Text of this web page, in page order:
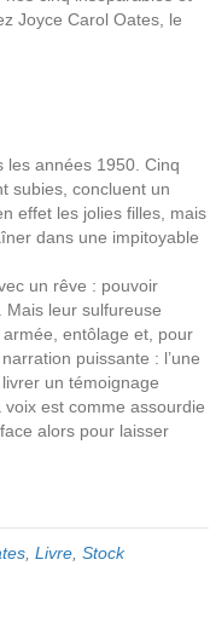
Joyce Carol Oates, le
les années 1950. Cinq
subies, concluent un
effet les jolies filles, mais
dans une impitoyable
un rêve : pouvoir
Mais leur sulfureuse
entôlage et, pour
puissante : l’une
un témoignage
est comme assourdie
alors pour laisser
Livre Stock